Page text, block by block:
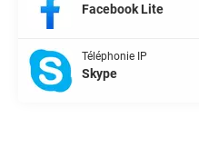
Facebook Lite
Téléphonie IP
Skype